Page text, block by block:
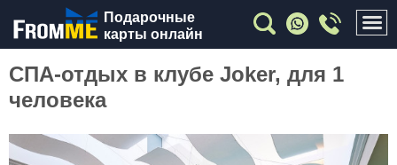
Подарочные
карты онлайн
СПА-отдых в клубе Joker, для 1
человека